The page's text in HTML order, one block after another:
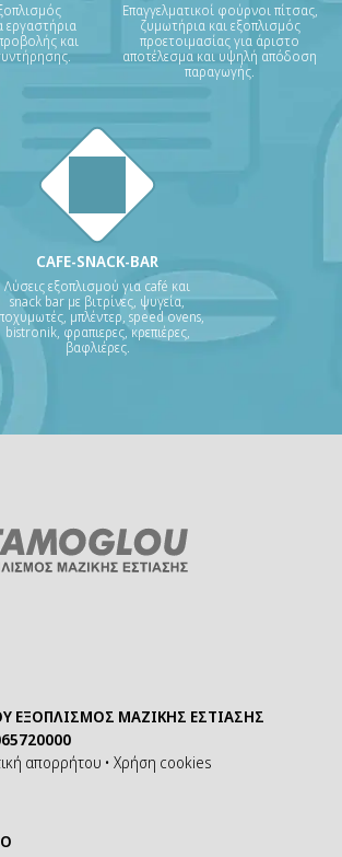
εργαστήρια
και
Επαγγελματικοί φούρνοι πίτσας,
ζυμωτήρια και εξοπλισμός
προετοιμασίας για άριστο
αποτέλεσμα και υψηλή απόδοση
παραγωγής.
CAFE-SNACK-BAR
Λύσεις εξοπλισμού για café και
snack bar με βιτρίνες, ψυγεία,
μπλέντερ, speed ovens,
bistronik, φραπιερες, κρεπιέρες,
βαφλιέρες.
ΕΞΟΠΛΙΣΜΟΣ ΜΑΖΙΚΗΣ ΕΣΤΙΑΣΗΣ
απορρήτου • Χρήση cookies